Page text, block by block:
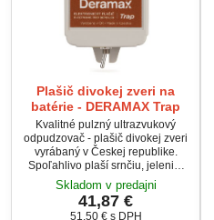
Plašič divokej zveri na
batérie - DERAMAX Trap
Kvalitné pulzný ultrazvukový
odpudzovač - plašič divokej zveri
vyrábaný v Českej republike.
Spoľahlivo plaší srnčiu, jeleniu,
danieliu zver, diviaky, líšky,
jazvece, zajace a pod.
Skladom v predajni
41,87 €
51,50 € s DPH